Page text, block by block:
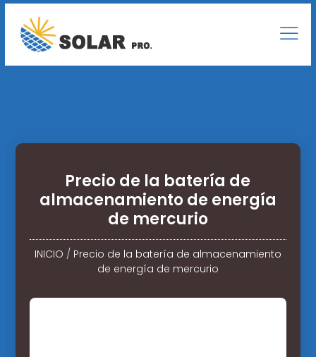
Precio de la batería de
almacenamiento de energía
de mercurio
INICIO / Precio de la batería de almacenamiento
de energía de mercurio